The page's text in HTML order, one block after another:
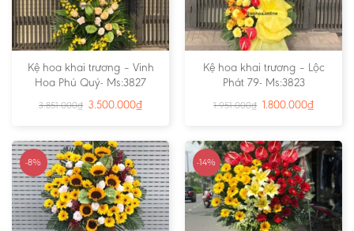
Kệ hoa khai trương – Vinh
Hoa Phú Quý- Ms:3827
3.851.000₫ 3.500.000₫
Kệ hoa khai trương – Lộc
Phát 79- Ms:3823
1.951.000₫ 1.800.000₫
-8% -14%